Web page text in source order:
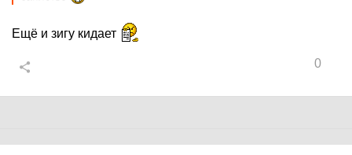
Ещё и зигу кидает
0